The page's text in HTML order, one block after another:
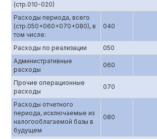
(стр.010-020)
Расходы периода, всего
(стр.050+060+070+080), в
том числе:
040
Расходы по реализации 050
Административные
расходы
060
Прочие операционные
расходы
070
Расходы отчетного
периода, исключаемые из
налогооблагаемой базы в
будущем
080